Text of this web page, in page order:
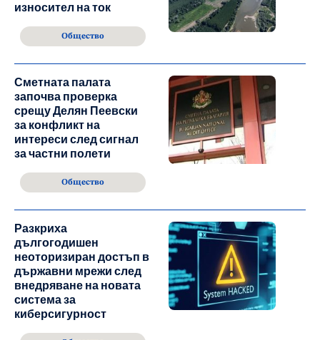
износител на ток
Общество
Сметната палата
започва проверка
срещу Делян Пеевски
за конфликт на
интереси след сигнал
за частни полети
Общество
Разкриха
дългогодишен
неоторизиран достъп в
държавни мрежи след
внедряване на новата
система за
киберсигурност